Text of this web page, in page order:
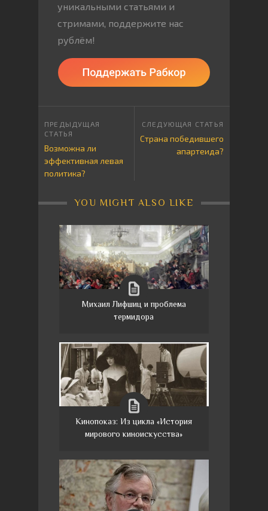
уникальными статьями и
стримами, поддержите нас
рублём!
Возможна ли
эффективная левая
политика?
Страна победившего
апартеида?
YOU MIGHT ALSO LIKE
Михаил Лифшиц и проблема
термидора
Кинопоказ: Из цикла «История
мирового киноискусства»